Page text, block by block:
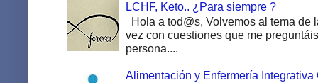
LCHF, Keto.. ¿Para siempre ?
Hola a tod@s, Volvemos al tema de
vez con cuestiones que me
persona....
Alimentación y Enfermería Integrativa